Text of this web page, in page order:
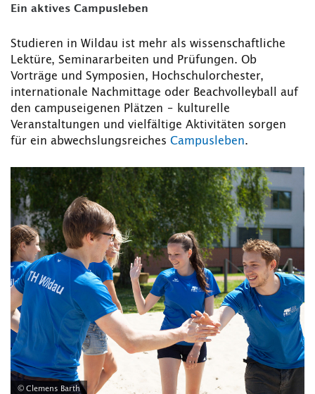
Ein aktives Campusleben
Studieren in Wildau ist mehr als wissenschaftliche
Lektüre, Seminararbeiten und Prüfungen. Ob
Vorträge und Symposien, Hochschulorchester,
internationale Nachmittag­e oder Beachvolleyball auf
den campuseigenen Plätzen – kulturelle
Veranstaltungen und vielfältige Aktivitäten sorgen
für ein abwechslungsreiches Campusleben.
© Clemens Barth